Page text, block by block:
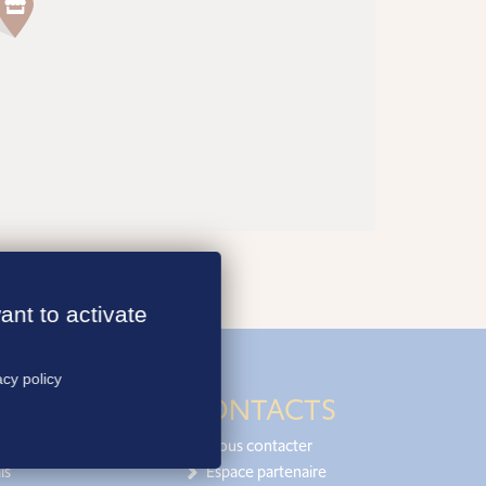
CONTACTS
Nous contacter
Espace partenaire
to activate
policy